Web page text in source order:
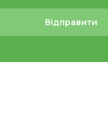
Відправити